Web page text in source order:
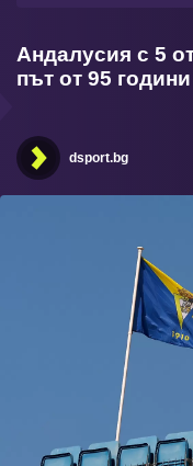
Андалусия с 5
път от 95
dsport.bg